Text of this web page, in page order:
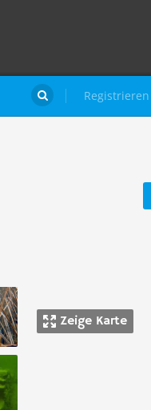
Registrieren

Zeige Karte